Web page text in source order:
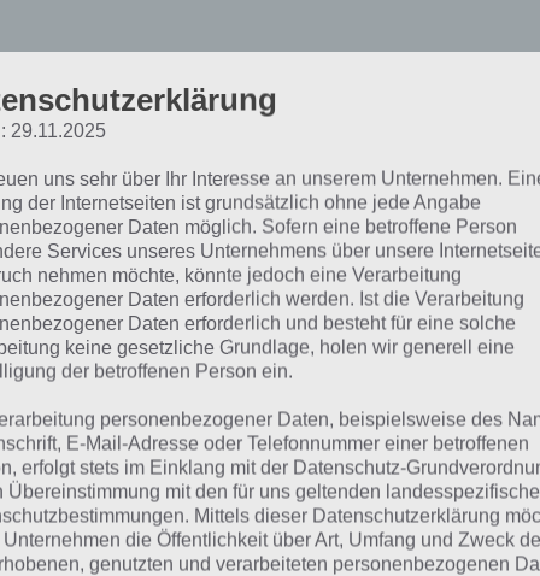
Crash Arena Turbo
das perfekte Fahrzeug
soll es darum gehen das perfekte Gefährt aufzubauen,
zu können. Außerdem gibt es noch Tipps, wie du
und legendäre Teile gelangst. Hier ein Video mit
29.11.2025
uns sehr über Ihr Interesse an unserem Unternehmen.
der Internetseiten ist grundsätzlich ohne jede Angabe
Daten möglich. Sofern eine betroffene Person
Services unseres Unternehmens über unsere
nehmen möchte, könnte jedoch eine Verarbeitung
Daten erforderlich werden. Ist die Verarbeitung
Daten erforderlich und besteht für eine solche
keine gesetzliche Grundlage, holen wir generell eine
der betroffenen Person ein.
personenbezogener Daten, beispielsweise des
E-Mail-Adresse oder Telefonnummer einer betroffenen
erfolgt stets im Einklang mit der Datenschutz-
Übereinstimmung mit den für uns geltenden
Mittels dieser Datenschutzerklärung
Unternehmen die Öffentlichkeit über Art, Umfang und Zweck
genutzten und verarbeiteten personenbezogenen